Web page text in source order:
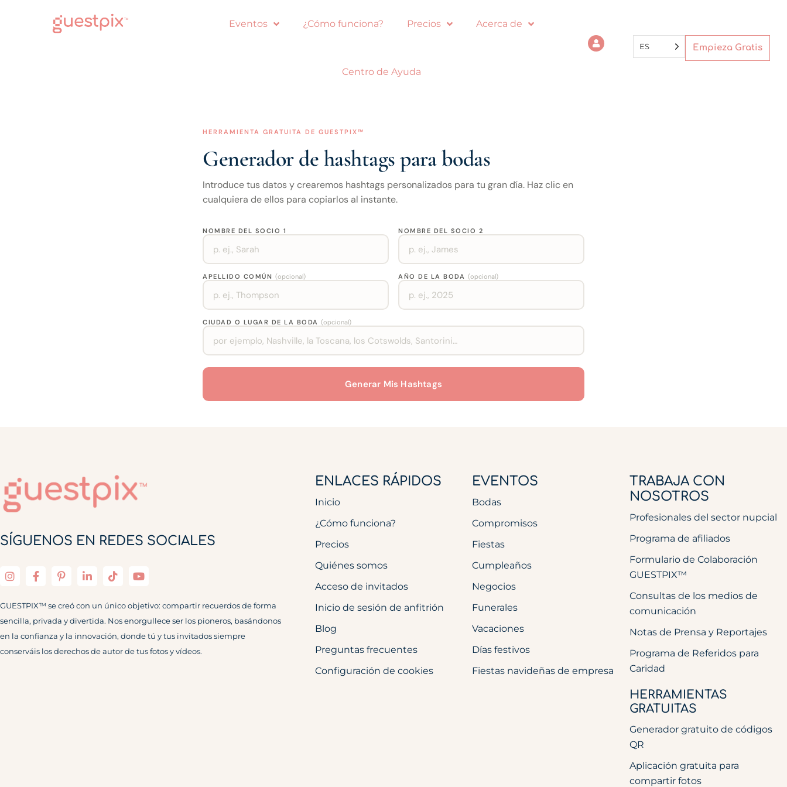
Eventos ¿Cómo funciona? Precios Acerca de
Centro de Ayuda
ES Empieza Gratis
HERRAMIENTA GRATUITA DE GUESTPIX™
Generador de hashtags para bodas
Introduce tus datos y crearemos hashtags personalizados para tu gran día. Haz clic en
cualquiera de ellos para copiarlos al instante.
NOMBRE DEL SOCIO 1 NOMBRE DEL SOCIO 2
APELLIDO COMÚN (opcional) AÑO DE LA BODA (opcional)
CIUDAD O LUGAR DE LA BODA (opcional)
Generar Mis Hashtags
SÍGUENOS EN REDES SOCIALES
GUESTPIX™ se creó con un único objetivo: compartir recuerdos de forma
sencilla, privada y divertida. Nos enorgullece ser los pioneros, basándonos
en la confianza y la innovación, donde tú y tus invitados siempre
conserváis los derechos de autor de tus fotos y vídeos.
ENLACES RÁPIDOS
Inicio
¿Cómo funciona?
Precios
Quiénes somos
Acceso de invitados
Inicio de sesión de anfitrión
Blog
Preguntas frecuentes
Configuración de cookies
EVENTOS
Bodas
Compromisos
Fiestas
Cumpleaños
Negocios
Funerales
Vacaciones
Días festivos
Fiestas navideñas de empresa
TRABAJA CON
NOSOTROS
Profesionales del sector nupcial
Programa de afiliados
Formulario de Colaboración
GUESTPIX™
Consultas de los medios de
comunicación
Notas de Prensa y Reportajes
Programa de Referidos para
Caridad
HERRAMIENTAS
GRATUITAS
Generador gratuito de códigos
QR
Aplicación gratuita para
compartir fotos